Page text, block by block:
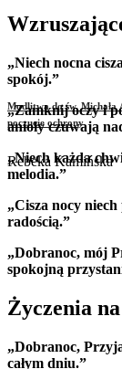
Modlitwa do św. Michała
poczucie ochrony
Rebeka Kamińska
„Niech nocna
spokój.”
„Zamknij oczy i
anioły czuwają
„Niech każda
melodia.”
„Cisza nocy
radością.”
„Dobranoc, mój
spokojną
Życzenia
„Dobranoc,
całym dniu.”